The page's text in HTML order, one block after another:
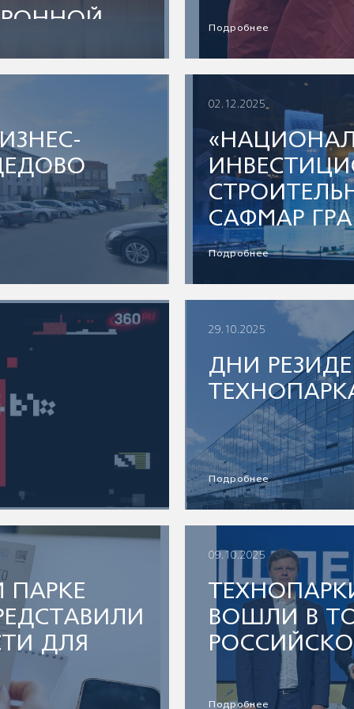
Подробнее
02.12.2025
САФМАР
Подробнее
29.10.2025
ДНИ
Подробнее
ПАРКЕ
ДЛЯ
09.10.2025
ВОШЛИ В
Подробнее